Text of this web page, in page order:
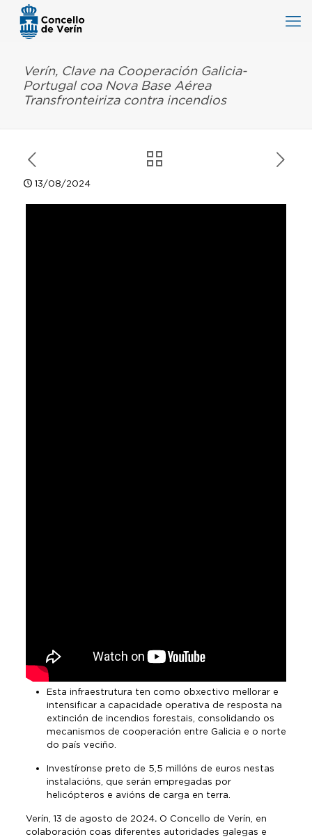
Verín, Clave na Cooperación Galicia-
Portugal coa Nova Base Aérea
Transfronteiriza contra incendios
13/08/2024
Esta infraestrutura ten como obxectivo mellorar e
intensificar a capacidade operativa de resposta na
extinción de incendios forestais, consolidando os
mecanismos de cooperación entre Galicia e o norte
do país veciño.
Investíronse preto de 5,5 millóns de euros nestas
instalacións, que serán empregadas por
helicópteros e avións de carga en terra.
Verín, 13 de agosto de 2024.O Concello de Verín, en
colaboración coas diferentes autoridades galegas e